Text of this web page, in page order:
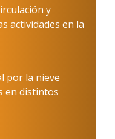
y
actividades en la
por la nieve
en distintos